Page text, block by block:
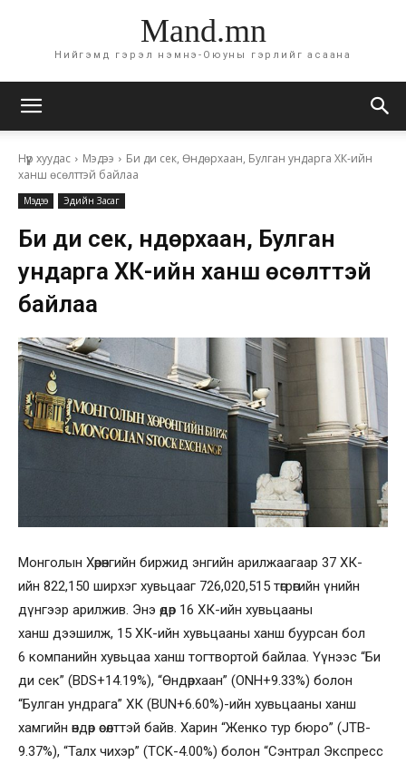
Mand.mn
Нийгэмд гэрэл нэмнэ-Оюуны гэрлийг асаана
Нүүр хуудас Мэдээ
Би ди сек, Өндөрхаан, Булган ундарга ХК-ийн
ханш өсөлттэй байлаа
Мэдээ Эдийн Засаг
Би ди сек, Өндөрхаан, Булган
ундарга ХК-ийн ханш өсөлттэй
байлаа
Монголын Хөрөнгийн биржид энгийн арилжаагаар 37 ХК-
ийн 822,150 ширхэг хувьцааг 726,020,515 төгрөгийн үнийн
дүнгээр арилжив. Энэ өдөр 16 ХК-ийн хувьцааны
ханш дээшилж, 15 ХК-ийн хувьцааны ханш буурсан бол
6 компанийн хувьцаа ханш тогтвортой байлаа. Үүнээс “Би
ди сек” (BDS+14.19%), “Өндөрхаан” (ONH+9.33%) болон
“Булган ундрага” ХК (BUN+6.60%)-ийн хувьцааны ханш
хамгийн өндөр өсөлттэй байв. Харин “Женко тур бюро” (JTB-
9.37%), “Талх чихэр” (TCK-4.00%) болон “Сэнтрал Экспресс